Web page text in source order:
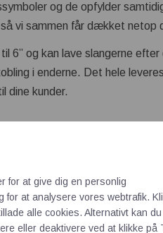
og de opfylder
vi sammen får dækket netop
6” og kan lave slangerne
i enderne. Det hele
dine kunder.
der oftest bruges som
periodisk og bruges
dog altid at have en
for at give dig en personlig
for at analysere vores webtrafik.
alle cookies. Alternativt kan du
eller deaktivere ved at klikke på